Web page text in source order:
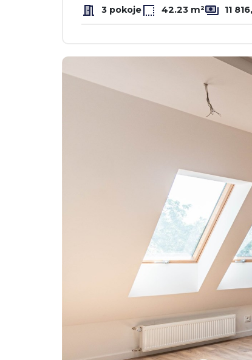
3 pokoje 42.23 m² 11